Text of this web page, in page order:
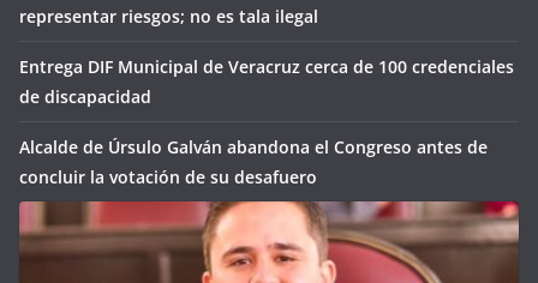
representar riesgos; no es tala ilegal
Entrega DIF Municipal de Veracruz cerca de 100 credenciales
de discapacidad
Alcalde de Úrsulo Galván abandona el Congreso antes de
concluir la votación de su desafuero